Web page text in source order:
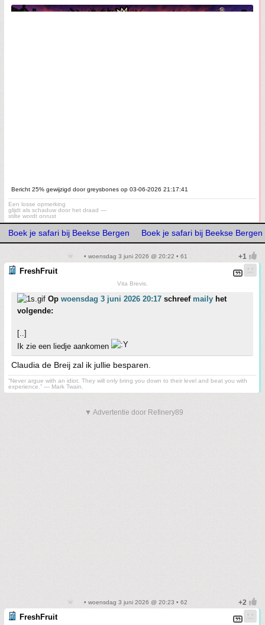
Bericht 25% gewijzigd door greysbones op 03-06-2026 21:17:41
Een losse opmerking
glijdt als schaduw door het draad —
stilte wordt onrust
Boek je safari bij Beekse Bergen Boek je safari bij Beekse Bergen
• woensdag 3 juni 2026 @ 20:22 • 61
FreshFruit
Vita Brevis.
Op woensdag 3 juni 2026 20:17 schreef maily het
volgende:
[..]
Ik zie een liedje aankomen
Claudia de Breij zal ik jullie besparen.
“Never argue with an idiot. They will only bring you down to their level and beat you with
experience.” ― Mark Twain.
▼ Advertentie door Refinery89
• woensdag 3 juni 2026 @ 20:23 • 62
FreshFruit